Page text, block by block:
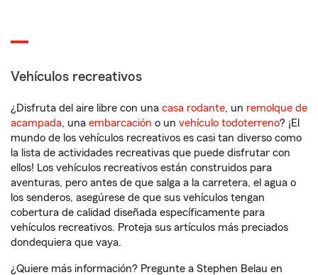
Vehículos recreativos
¿Disfruta del aire libre con una casa rodante, un remolque de
acampada, una embarcación o un vehículo todoterreno? ¡El
mundo de los vehículos recreativos es casi tan diverso como
la lista de actividades recreativas que puede disfrutar con
ellos! Los vehículos recreativos están construidos para
aventuras, pero antes de que salga a la carretera, el agua o
los senderos, asegúrese de que sus vehículos tengan
cobertura de calidad diseñada específicamente para
vehículos recreativos. Proteja sus artículos más preciados
dondequiera que vaya.
¿Quiere más información? Pregunte a Stephen Belau en